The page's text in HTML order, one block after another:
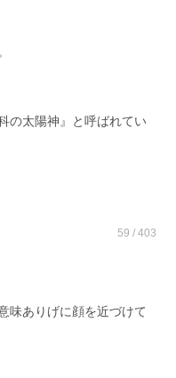
の太陽神』と呼ばれてい
59 / 403
味ありげに顔を近づけて